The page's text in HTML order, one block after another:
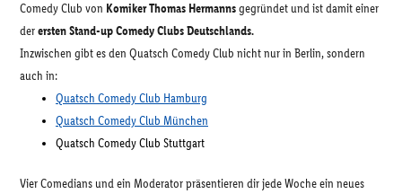
Comedy Club von Komiker Thomas Hermannsgegründet und ist damit einer
derersten Stand-up Comedy Clubs Deutschlands.
Inzwischen gibt es den Quatsch Comedy Club nicht nur in Berlin, sondern
auch in:
Quatsch Comedy Club Hamburg
Quatsch Comedy Club München
Quatsch Comedy Club Stuttgart
Vier Comedians und ein Moderator präsentieren dir jede Woche ein neues